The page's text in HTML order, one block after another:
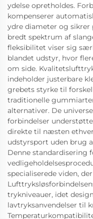
ydelse opretholdes.
kompenserer
ydre diameter og sikrer
bredt spektrum af
fleksibilitet viser sig
blandet udstyr, hvor
om side.
indeholder justerbare
grebets styrke til
traditionelle
alternativer. De
forbindelser
direkte til næsten
udstyrsport uden brug
Denne standardisering
specialiserede viden,
trykniveauer, idet
lavtryksanvendelser til